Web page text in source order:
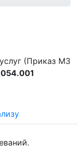
(Приказ МЗ